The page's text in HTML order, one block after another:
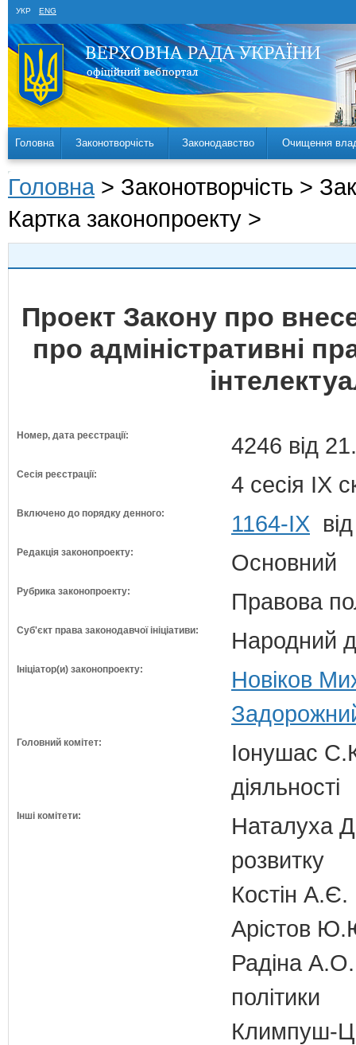
УКР ENG
Головна Законотворчість Законодавство Очищення
Головна > Законотворчість >
Картка законопроекту >
Проект Закону про
про адміністративні
Номер, дата реєстрації: 4246 від
Сесія реєстрації: 4 сесія IX
Включено до порядку денного: 1164-ІХ
Редакція законопроекту: Основний
Рубрика законопроекту: Правова
Суб'єкт права законодавчої ініціативи: Народний
Ініціатор(и) законопроекту:
Новіков
Головний комітет:
Іонушас
діяльності
Інші комітети:
Наталуха
розвитку
Костін А.Є.
Арістов
Радіна А.О.
політики
Климпуш-